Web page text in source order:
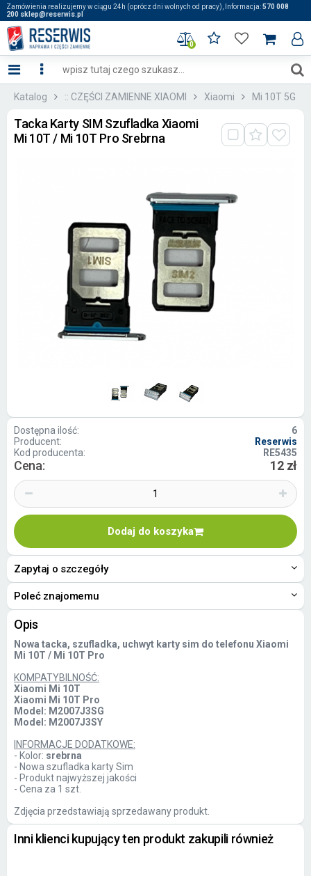
Zamówienia realizujemy w ciągu 24h (oprócz dni wolnych od pracy), Informacja:570 008
200 sklep@reserwis.pl
0
Katalog :: CZĘŚCI ZAMIENNE XIAOMI Xiaomi Mi 10T 5G
Tacka Karty SIM Szufladka Xiaomi
Mi 10T / Mi 10T Pro Srebrna
Dostępna ilość:
6
Producent:
Reserwis
Kod producenta:
RE5435
Cena: 12 zł
Dodaj do koszyka
Zapytaj o szczegóły
Poleć znajomemu
Opis
Nowa tacka, szufladka, uchwyt karty sim do telefonu Xiaomi
Mi 10T / Mi 10T Pro
KOMPATYBILNOŚĆ:
Xiaomi Mi 10T
Xiaomi Mi 10T Pro
Model: M2007J3SG
Model: M2007J3SY
INFORMACJE DODATKOWE:
- Kolor: srebrna
- Nowa szufladka karty Sim
- Produkt najwyższej jakości
- Cena za 1 szt.
Zdjęcia przedstawiają sprzedawany produkt.
Inni klienci kupujący ten produkt zakupili również